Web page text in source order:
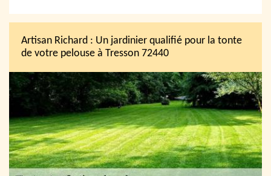
Artisan Richard : Un jardinier qualifié pour la tonte
de votre pelouse à Tresson 72440